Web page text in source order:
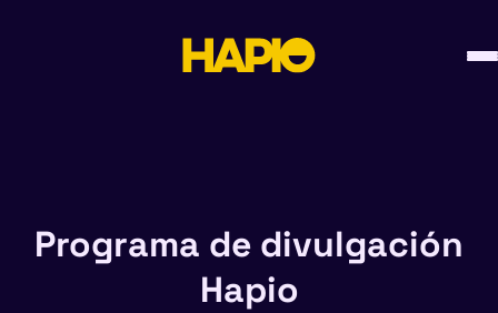
Programa de divulgación
Hapio